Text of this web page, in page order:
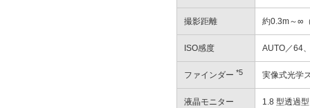
撮影距離 約0.3m～∞
ISO感度 AUTO／64
ファインダー *5 実像式光学
液晶モニター 1.8 型透過